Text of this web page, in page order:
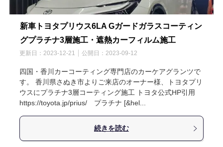
新車トヨタプリウス6LA Gガードガラスコーティン
グプラチナ3層施工・遮熱カーフィルム施工
更新日： 2023-12-21 公開日： 2023-09-12
四国・香川カーコーティング専門店のカーケアグランツで
す。 香川県さぬき市よりご来店のオーナー様、トヨタプリ
ウスにプラチナ3層コーティング施工 トヨタ公式HP引用
https://toyota.jp/prius/ プラチナ [&hel...
続きを読む